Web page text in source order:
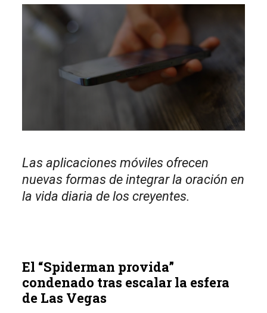
Las aplicaciones móviles ofrecen
nuevas formas de integrar la oración en
la vida diaria de los creyentes.
El “Spiderman provida”
condenado tras escalar la esfera
de Las Vegas